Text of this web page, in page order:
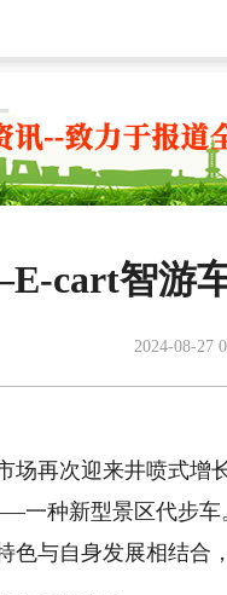
cart智游
2024-08-27
再次迎来井喷式增
一种新型景区代步
与自身发展相结合